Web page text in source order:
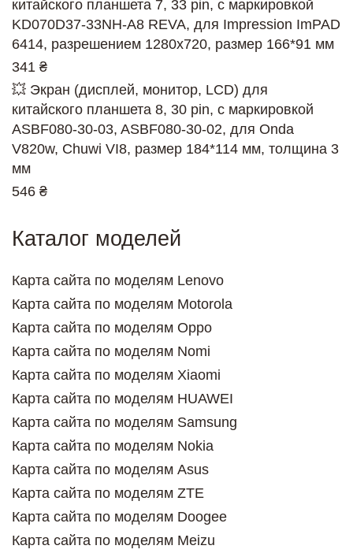
китайского планшета 7, 33 pin, с маркировкой
KD070D37-33NH-A8 REVA, для Impression ImPAD
6414, разрешением 1280x720, размер 166*91 мм
341 ₴
💥 Экран (дисплей, монитор, LCD) для
китайского планшета 8, 30 pin, с маркировкой
ASBF080-30-03, ASBF080-30-02, для Onda
V820w, Chuwi VI8, размер 184*114 мм, толщина 3
мм
546 ₴
Каталог моделей
Карта сайта по моделям Lenovo
Карта сайта по моделям Motorola
Карта сайта по моделям Oppo
Карта сайта по моделям Nomi
Карта сайта по моделям Xiaomi
Карта сайта по моделям HUAWEI
Карта сайта по моделям Samsung
Карта сайта по моделям Nokia
Карта сайта по моделям Asus
Карта сайта по моделям ZTE
Карта сайта по моделям Doogee
Карта сайта по моделям Meizu